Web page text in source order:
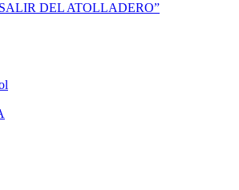
DEL ATOLLADERO”